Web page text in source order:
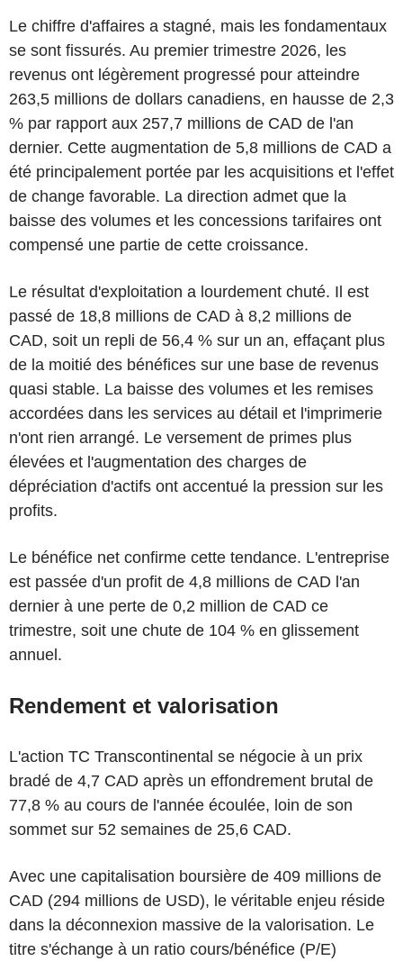
Le chiffre d'affaires a stagné, mais les fondamentaux
se sont fissurés. Au premier trimestre 2026, les
revenus ont légèrement progressé pour atteindre
263,5 millions de dollars canadiens, en hausse de 2,3
% par rapport aux 257,7 millions de CAD de l'an
dernier. Cette augmentation de 5,8 millions de CAD a
été principalement portée par les acquisitions et l'effet
de change favorable. La direction admet que la
baisse des volumes et les concessions tarifaires ont
compensé une partie de cette croissance.
Le résultat d'exploitation a lourdement chuté. Il est
passé de 18,8 millions de CAD à 8,2 millions de
CAD, soit un repli de 56,4 % sur un an, effaçant plus
de la moitié des bénéfices sur une base de revenus
quasi stable. La baisse des volumes et les remises
accordées dans les services au détail et l'imprimerie
n'ont rien arrangé. Le versement de primes plus
élevées et l'augmentation des charges de
dépréciation d'actifs ont accentué la pression sur les
profits.
Le bénéfice net confirme cette tendance. L'entreprise
est passée d'un profit de 4,8 millions de CAD l'an
dernier à une perte de 0,2 million de CAD ce
trimestre, soit une chute de 104 % en glissement
annuel.
Rendement et valorisation
L'action TC Transcontinental se négocie à un prix
bradé de 4,7 CAD après un effondrement brutal de
77,8 % au cours de l'année écoulée, loin de son
sommet sur 52 semaines de 25,6 CAD.
Avec une capitalisation boursière de 409 millions de
CAD (294 millions de USD), le véritable enjeu réside
dans la déconnexion massive de la valorisation. Le
titre s'échange à un ratio cours/bénéfice (P/E)